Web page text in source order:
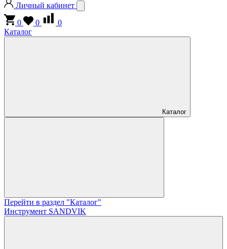
Личный кабинет
0
0
0
Каталог
Каталог
Перейти в раздел "Каталог"
Инструмент SANDVIK